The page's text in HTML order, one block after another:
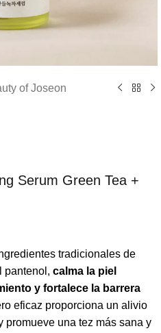
of Joseon
Serum Green Tea +
tradicionales de
pantenol, calma la piel
y fortalece la barrera
eficaz proporciona un alivio
promueve una tez más sana y